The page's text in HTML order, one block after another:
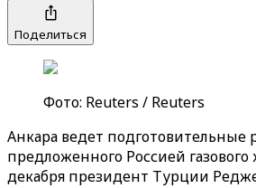
Поделиться
Фото: Reuters / Reuters
Анкара ведет подготовительные
предложенного Россией газового
декабря президент Турции